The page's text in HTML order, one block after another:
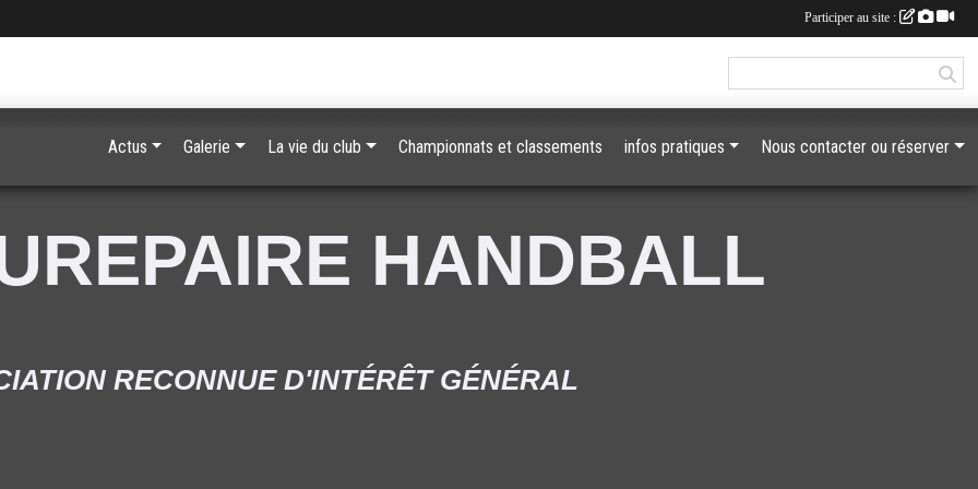
HANDBALL
RECONNUE D'INTÉRÊT GÉNÉRAL
Actus Galerie La vie du club Championnats et classements infos pratiques Nous contacter ou réserver
Participer au site :